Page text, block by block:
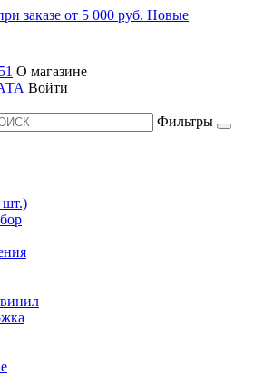
заказе от 5 000 руб. Новые
О магазине
Войти
Фильтры
шт.)